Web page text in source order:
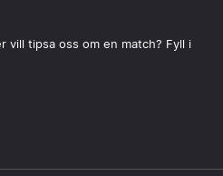
vill tipsa oss om en match? Fyll i